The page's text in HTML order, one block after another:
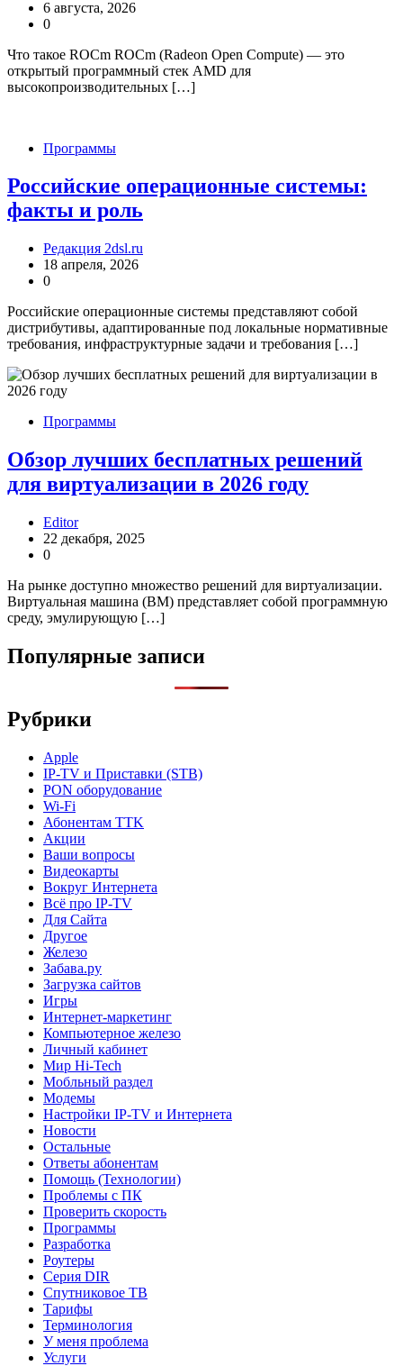
6 августа, 2026
0
Что такое ROCm ROCm (Radeon Open Compute) — это
открытый программный стек AMD для
высокопроизводительных […]
Программы
Российские операционные системы:
факты и роль
Редакция 2dsl.ru
18 апреля, 2026
0
Российские операционные системы представляют собой
дистрибутивы, адаптированные под локальные нормативные
требования, инфраструктурные задачи и требования […]
Программы
Обзор лучших бесплатных решений
для виртуализации в 2026 году
Editor
22 декабря, 2025
0
На рынке доступно множество решений для виртуализации.
Виртуальная машина (ВМ) представляет собой программную
среду, эмулирующую […]
Популярные записи
Рубрики
Apple
IP-TV и Приставки (STB)
PON оборудование
Wi-Fi
Абонентам TTK
Акции
Ваши вопросы
Видеокарты
Вокруг Интернета
Всё про IP-TV
Для Сайта
Другое
Железо
Забава.ру
Загрузка сайтов
Игры
Интернет-маркетинг
Компьютерное железо
Личный кабинет
Мир Hi-Tech
Мобльный раздел
Модемы
Настройки IP-TV и Интернета
Новости
Остальные
Ответы абонентам
Помощь (Технологии)
Проблемы с ПК
Проверить скорость
Программы
Разработка
Роутеры
Серия DIR
Спутниковое ТВ
Тарифы
Терминология
У меня проблема
Услуги